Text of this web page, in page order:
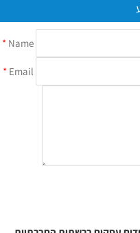
Name
*
Email
*